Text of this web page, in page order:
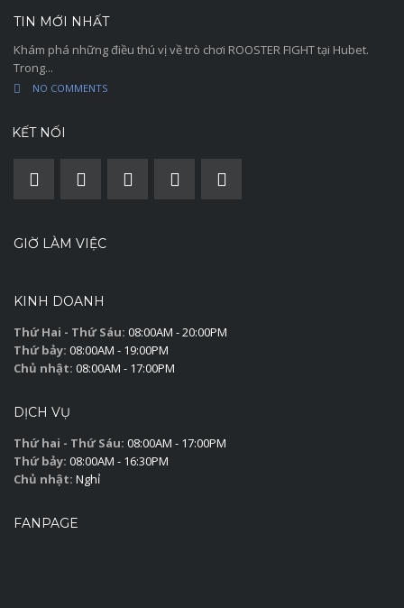
TIN MỚI NHẤT
Khám phá những điều thú vị về trò chơi ROOSTER FIGHT tại Hubet.
Trong...
NO COMMENTS
KẾT NỐI
GIỜ LÀM VIỆC
KINH DOANH
Thứ Hai - Thứ Sáu: 08:00AM - 20:00PM
Thứ bảy: 08:00AM - 19:00PM
Chủ nhật: 08:00AM - 17:00PM
DỊCH VỤ
Thứ hai - Thứ Sáu: 08:00AM - 17:00PM
Thứ bảy: 08:00AM - 16:30PM
Chủ nhật: Nghỉ
FANPAGE